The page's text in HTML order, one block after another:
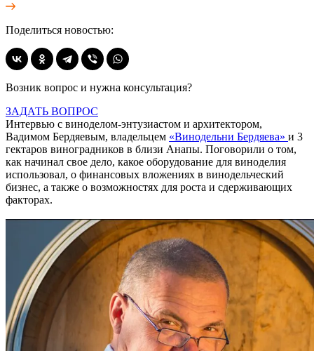
Поделиться новостью:
Возник вопрос и нужна консультация?
ЗАДАТЬ ВОПРОС
Интервью с виноделом-энтузиастом и архитектором,
Вадимом Бердяевым, владельцем «Винодельни Бердяева» и 3
гектаров виноградников в близи Анапы. Поговорили о том,
как начинал свое дело, какое оборудование для виноделия
использовал, о финансовых вложениях в винодельческий
бизнес, а также о возможностях для роста и сдерживающих
факторах.